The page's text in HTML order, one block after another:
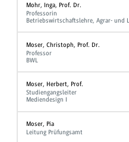
Mohr, Inga, Prof. Dr.
Professorin
Betriebswirtschaftslehre, Agrar- und
Moser, Christoph, Prof. Dr.
Professor
BWL
Moser, Herbert, Prof.
Studiengangsleiter
Mediendesign I
Moser, Pia
Leitung Prüfungsamt